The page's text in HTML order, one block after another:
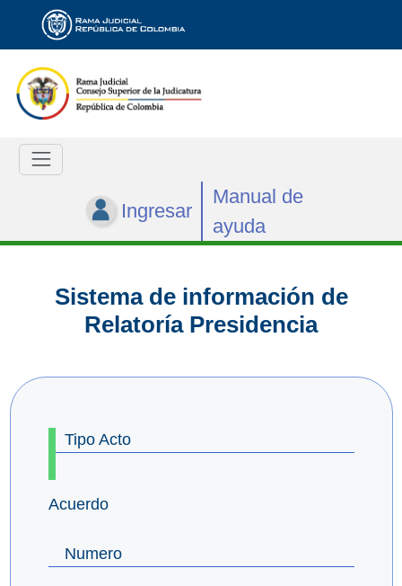
Ingresar
Manual de
ayuda
Sistema de información de
Relatoría Presidencia
Tipo Acto
Acuerdo
Numero